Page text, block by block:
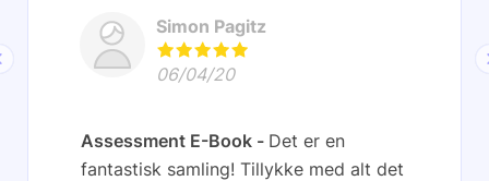
Simon Pagitz
06/04/20
Assessment E-Book
Det er en
fantastisk samling! Tillykke med alt det